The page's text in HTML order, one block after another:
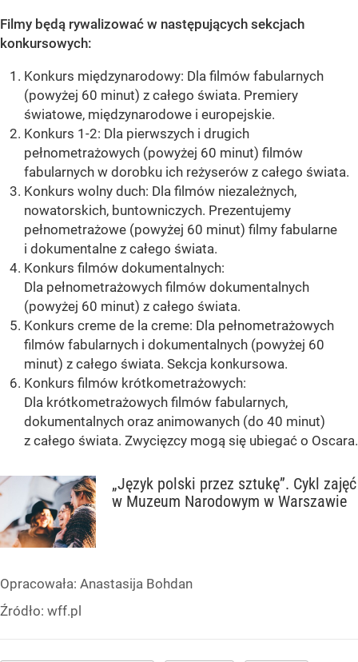
Filmy będą rywalizować w następujących sekcjach
konkursowych:
Konkurs międzynarodowy: Dla filmów fabularnych
(powyżej 60 minut) z całego świata. Premiery
światowe, międzynarodowe i europejskie.
Konkurs 1-2: Dla pierwszych i drugich
pełnometrażowych (powyżej 60 minut) filmów
fabularnych w dorobku ich reżyserów z całego świata.
Konkurs wolny duch: Dla filmów niezależnych,
nowatorskich, buntowniczych. Prezentujemy
pełnometrażowe (powyżej 60 minut) filmy fabularne
i dokumentalne z całego świata.
Konkurs filmów dokumentalnych:
Dla pełnometrażowych filmów dokumentalnych
(powyżej 60 minut) z całego świata.
Konkurs creme de la creme: Dla pełnometrażowych
filmów fabularnych i dokumentalnych (powyżej 60
minut) z całego świata. Sekcja konkursowa.
Konkurs filmów krótkometrażowych:
Dla krótkometrażowych filmów fabularnych,
dokumentalnych oraz animowanych (do 40 minut)
z całego świata. Zwycięzcy mogą się ubiegać o Oscara.
„Język polski przez sztukę”. Cykl zajęć
w Muzeum Narodowym w Warszawie
Opracowała: Anastasija Bohdan
Źródło: wff.pl